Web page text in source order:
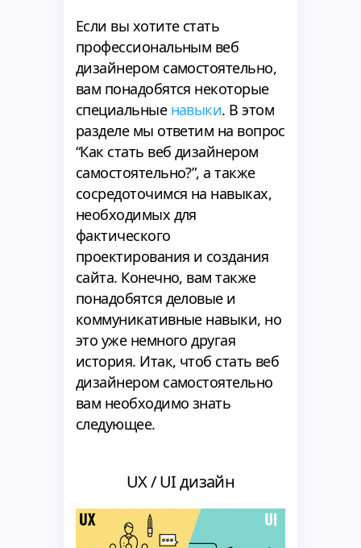
Если вы хотите стать
профессиональным веб
дизайнером самостоятельно,
вам понадобятся некоторые
специальные навыки. В этом
разделе мы ответим на вопрос
“Как стать веб дизайнером
самостоятельно?”, а также
сосредоточимся на навыках,
необходимых для
фактического
проектирования и создания
сайта. Конечно, вам также
понадобятся деловые и
коммуникативные навыки, но
это уже немного другая
история. Итак, чтоб стать веб
дизайнером самостоятельно
вам необходимо знать
следующее.
UX / UI дизайн